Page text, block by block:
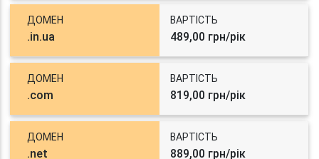
ДОМЕН
.in.ua
ВАРТІСТЬ
489,00 грн/рік
ДОМЕН
.com
ВАРТІСТЬ
819,00 грн/рік
ДОМЕН
.net
ВАРТІСТЬ
889,00 грн/рік